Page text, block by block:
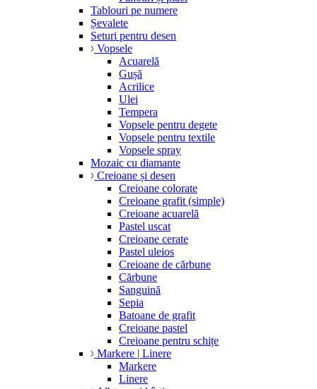
Tablouri pe numere
Șevalete
Seturi pentru desen
Vopsele
Acuarelă
Gușă
Acrilice
Ulei
Tempera
Vopsele pentru degete
Vopsele pentru textile
Vopsele spray
Mozaic cu diamante
Creioane și desen
Creioane colorate
Creioane grafit (simple)
Creioane acuarelă
Pastel uscat
Creioane cerate
Pastel uleios
Creioane de cărbune
Cărbune
Sanguină
Sepia
Batoane de grafit
Creioane pastel
Creioane pentru schițe
Markere | Linere
Markere
Linere